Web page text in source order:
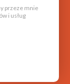
przeze mnie
i usług